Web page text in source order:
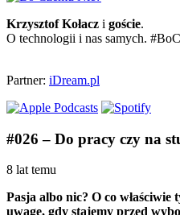
Krzysztof Kołacz i goście.
O technologii i nas samych.
Partner: iDream.pl
#026 – Do pracy czy na
8 lat temu
Pasja albo nic? O co
uwagę, gdy stajemy przed